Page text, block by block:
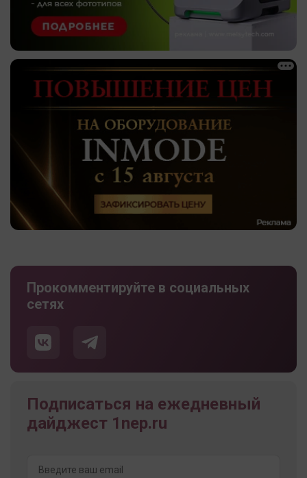
Прокомментируйте в социальных
сетях
Подписаться на ежедневный
дайджест 1nep.ru